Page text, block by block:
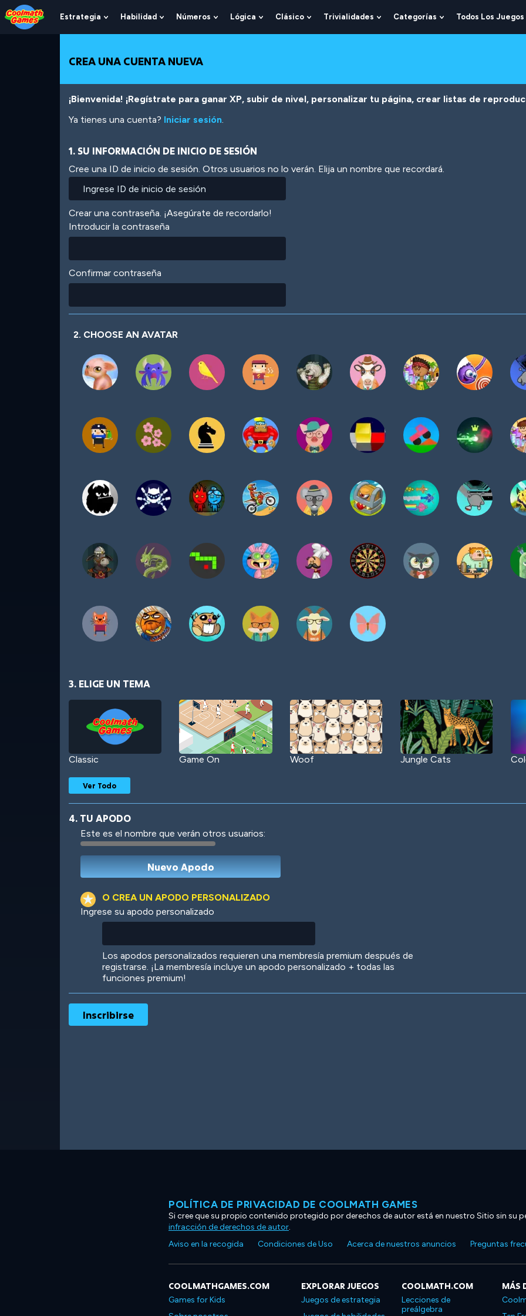
Skip
to
Top
Skip
to
Navigation
Skip
to
Main
Skip
to
Footer
Pasar
al
contenido
Estrategia
Show
Submenu
Estrategia
Habilidad
Show
Submenu
Habilidad
Números
Show
Submenu
Lógica
Show
Submenu
Clásico
Show
Submenu
Trivialidades
Show
Submenu
Categorías
Show
Submenu
Todos Los Juegos
CREA UNA CUENTA NUEVA
¡Bienvenida! ¡Regístrate para ganar XP, subir de nivel, personalizar tu página, crear listas de
Ya tienes una cuenta? Iniciar sesión.
1. SU INFORMACIÓN DE INICIO DE SESIÓN
Cree una ID de inicio de sesión. Otros usuarios no lo verán. Elija un nombre que recordará.
Crear una contraseña. ¡Asegúrate de recordarlo!
Introducir la contraseña
Confirmar contraseña
2. CHOOSE AN AVATAR
3. ELIGE UN TEMA
Classic Game On Woof Jungle Cats
Robotic International
Ooh! Aah!
Ver Todo
4. TU APODO
Este es el nombre que verán otros usuarios:
O CREA UN APODO PERSONALIZADO
Ingrese su apodo personalizado
Los apodos personalizados requieren una membresía premium después de
registrarse. ¡La membresía incluye un apodo personalizado + todas las
funciones premium!
POLÍTICA DE PRIVACIDAD DE COOLMATH GAMES
Si cree que su propio contenido protegido por derechos de autor está en nuestro Sitio sin su
infracción de derechos de autor.
Aviso en la recogida
Condiciones de Uso Acerca de nuestros anuncios Preguntas
COOLMATHGAMES.COM
Games for Kids
EXPLORAR JUEGOS
Juegos de estrategia
COOLMATH.COM
Lecciones de
preálgebra
MÁS